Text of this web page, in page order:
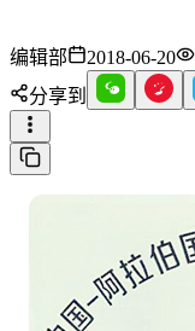
编辑部 2018-06-20
分享到